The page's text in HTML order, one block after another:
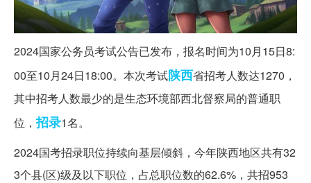
2024国家公务员考试公告已发布，报名时间为10月15日8:
00至10月24日18:00。本次考试陕西省招考人数达1270，
其中招考人数最少的是生态环境部西北督察局的普通职
位，招录1名。
2024国考招录职位持续向基层倾斜，今年陕西地区共有32
3个县(区)级及以下职位，占总职位数的62.6%，共招953